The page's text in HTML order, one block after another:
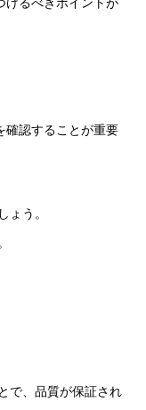
確認することが重要
ょう。
で、品質が保証され